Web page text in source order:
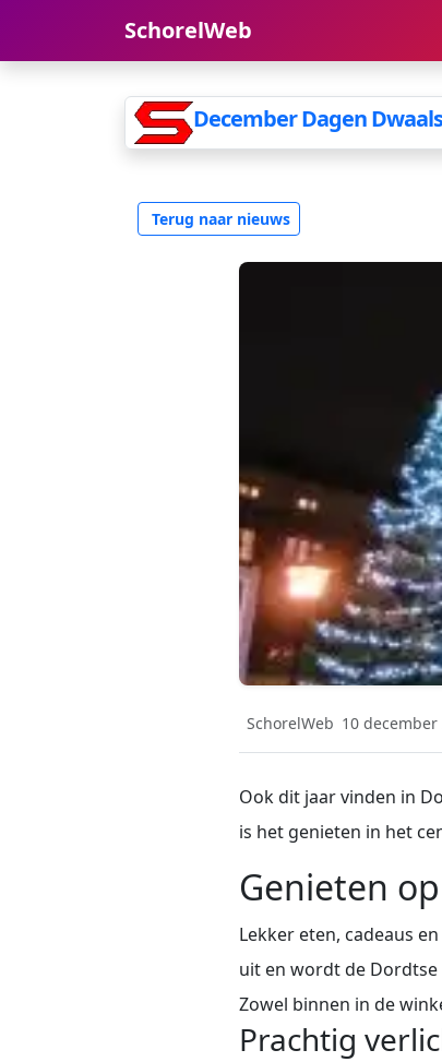
SchorelWeb
December Dagen
Terug naar nieuws
SchorelWeb 10 december
Ook dit jaar vinden in
is het genieten in het
Genieten
Lekker eten, cadeaus
uit en wordt de Dordtse
Zowel binnen in de
Prachtig